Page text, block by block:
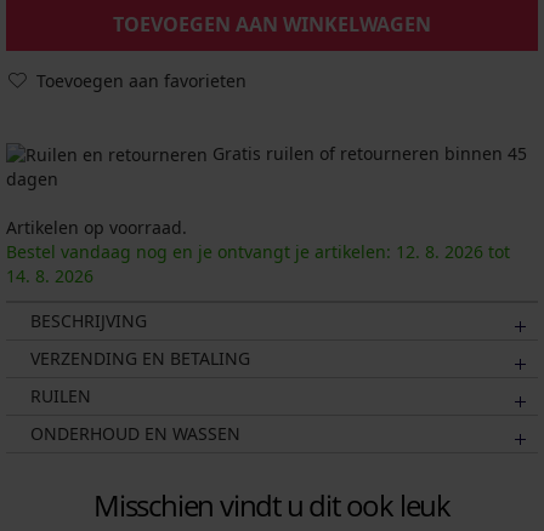
TOEVOEGEN AAN WINKELWAGEN
Toevoegen aan favorieten
Gratis ruilen of retourneren binnen 45
dagen
Artikelen op voorraad.
Bestel vandaag nog en je ontvangt je artikelen: 12. 8. 2026 tot
14. 8. 2026
BESCHRIJVING
VERZENDING EN BETALING
RUILEN
ONDERHOUD EN WASSEN
Misschien vindt u dit ook leuk